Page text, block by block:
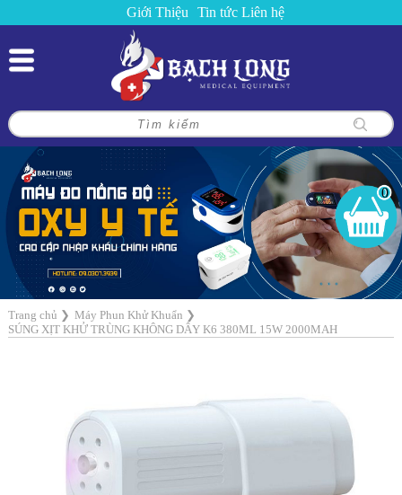
Giới Thiệu Tin tức Liên hệ
0
Trang chủ ❯ Máy Phun Khử Khuẩn ❯
SÚNG XỊT KHỬ TRÙNG KHÔNG DÂY K6 380ML 15W 2000MAH